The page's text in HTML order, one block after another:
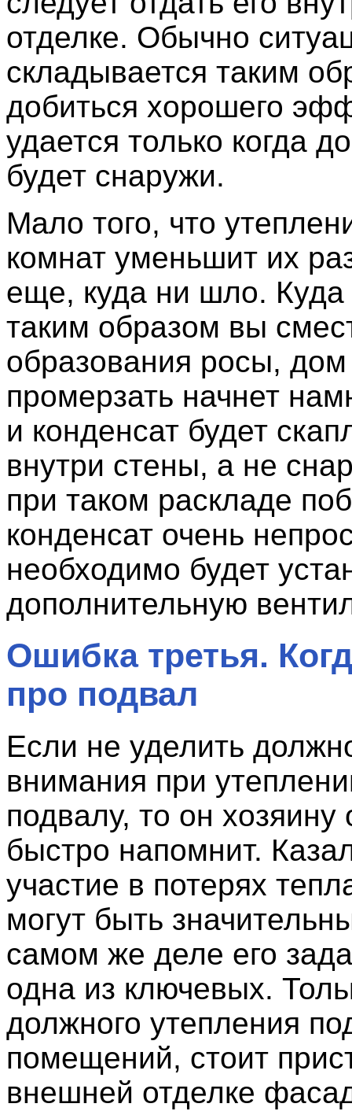
отделке. Обычно
складывается таким
добиться хорошего
удается только когда
будет снаружи.
Мало того, что
комнат уменьшит их
еще, куда ни шло. Куда
таким образом вы
образования росы,
промерзать начнет
и конденсат будет
внутри стены, а не
при таком раскладе
конденсат очень
необходимо будет
дополнительную
Ошибка третья.
про подвал
Если не уделить
внимания при
подвалу, то он хозяину
быстро напомнит.
участие в потерях
могут быть
самом же деле его
одна из ключевых.
должного утепления
помещений, стоит
внешней отделке